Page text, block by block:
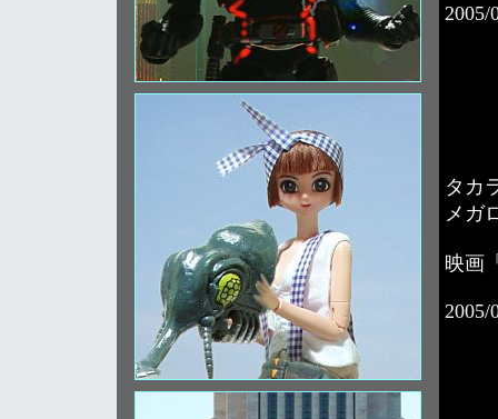
2005/
タカ
メガ
映画
2005/